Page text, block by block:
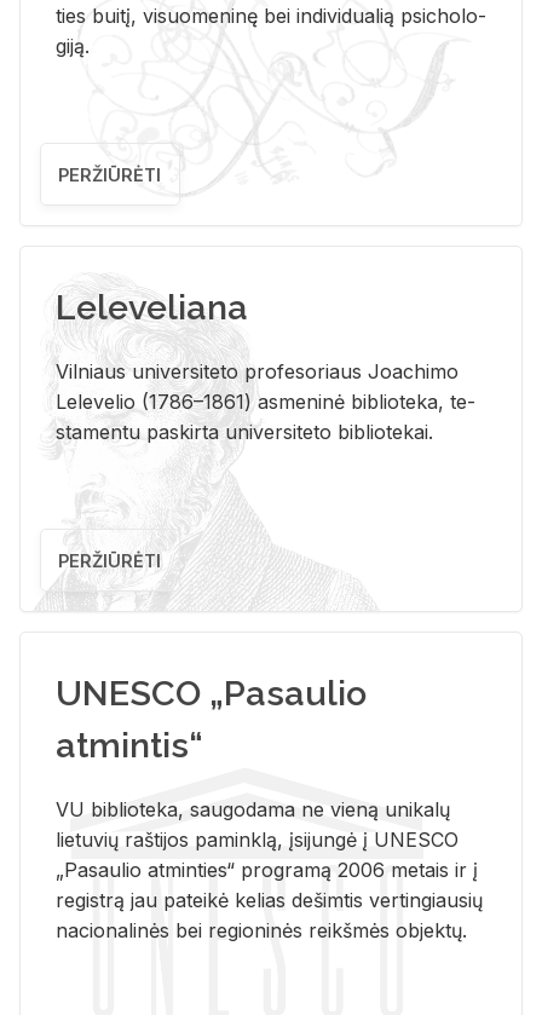
ties bui­tį, vi­suo­me­ni­nę bei in­di­vi­dua­lią psi­cho­lo­
gi­ją.
PERŽIŪRĖTI
Leleveliana
Vil­niaus uni­ver­si­te­to pro­fe­so­riaus Jo­a­chi­mo
Le­le­ve­lio (1786–1861) as­me­ni­nė bi­b­lio­te­ka, te­
sta­men­tu pa­skir­ta uni­ver­si­te­to bi­b­lio­te­kai.
PERŽIŪRĖTI
UNESCO „Pasaulio
atmintis“
VU biblioteka, saugodama ne vieną unikalų
lietuvių raštijos paminklą, įsijungė į UNESCO
„Pasaulio atminties“ programą 2006 metais ir į
registrą jau pateikė kelias dešimtis vertingiausių
nacionalinės bei regioninės reikšmės objektų.